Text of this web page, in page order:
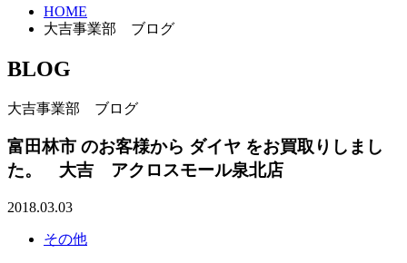
HOME
大吉事業部 ブログ
BLOG
大吉事業部 ブログ
富田林市 のお客様から ダイヤ をお買取りしまし
た。 大吉 アクロスモール泉北店
2018.03.03
その他